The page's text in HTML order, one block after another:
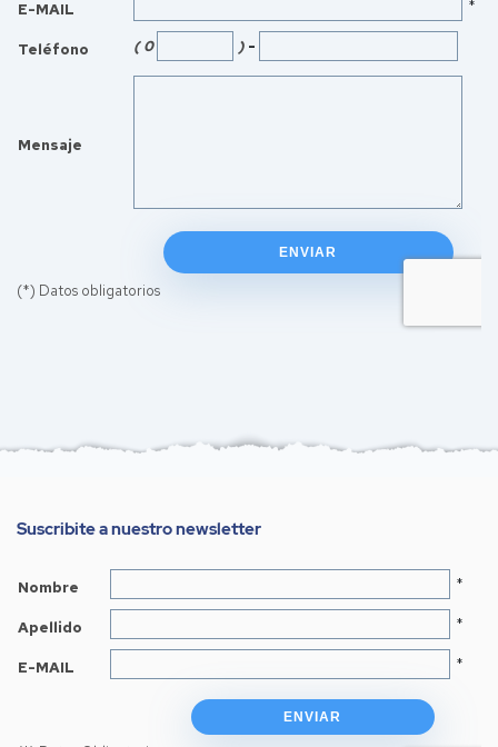
Suscribite a nuestro newsletter